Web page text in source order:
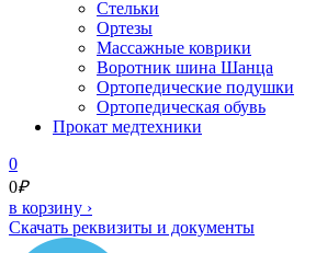
Стельки
Ортезы
Массажные коврики
Воротник шина Шанца
Ортопедические подушки
Ортопедическая обувь
Прокат медтехники
0
0₽
в корзину ›
Скачать реквизиты и документы